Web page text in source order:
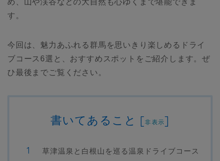
め、山や渓谷などの大自然も心ゆくまで堪能できま
す。
今回は、魅力あふれる群馬を思いきり楽しめるドライ
ブコース6選と、おすすめスポットをご紹介します。ぜ
ひ最後までご覧ください。
書いてあること [非表示]
草津温泉と白根山を巡る温泉ドライブコース